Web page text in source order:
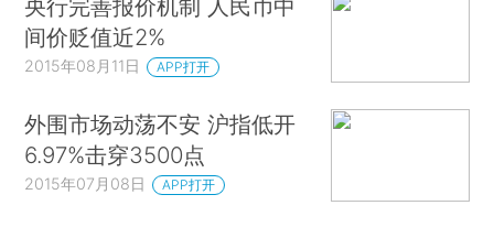
央行完善报价机制 人民币中
间价贬值近2%
2015年08月11日 APP打开
外围市场动荡不安 沪指低开
6.97%击穿3500点
2015年07月08日 APP打开